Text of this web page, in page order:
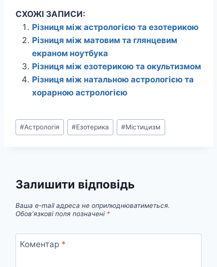
СХОЖІ ЗАПИСИ:
Різниця між астрологією та езотерикою
Різниця між матовим та глянцевим
екраном ноутбука
Різниця між езотерикою та окультизмом
Різниця між натальною астрологією та
хорарною астрологією
Позначки
запису:
#Астрологія #Езотерика #Містицизм
Залишити відповідь
Ваша e-mail адреса не оприлюднюватиметься.
Обов’язкові поля позначені *
Коментар *